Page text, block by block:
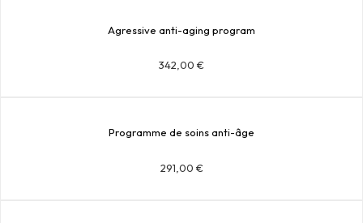
Agressive anti-aging program
342,00 €
Programme de soins anti-âge
291,00 €